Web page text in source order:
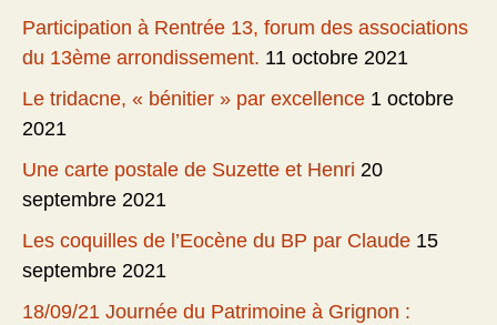
Participation à Rentrée 13, forum des associations
du 13ème arrondissement. 11 octobre 2021
Le tridacne, « bénitier » par excellence 1 octobre
2021
Une carte postale de Suzette et Henri 20
septembre 2021
Les coquilles de l’Eocène du BP par Claude 15
septembre 2021
18/09/21 Journée du Patrimoine à Grignon :